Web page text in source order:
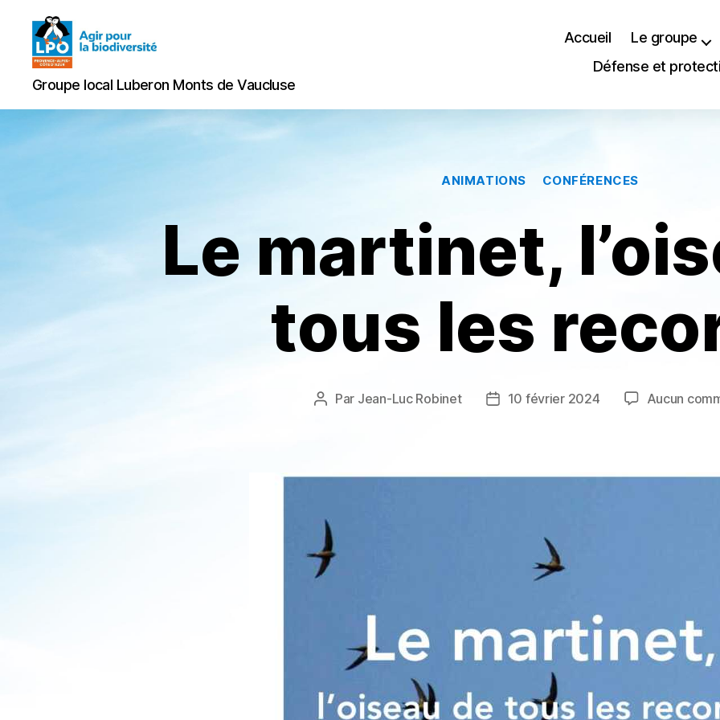
Groupe
local
Luberon
Groupe local Luberon Monts de Vaucluse
Accueil Le groupe
Défense et
Catégories
ANIMATIONS CONFÉRENCES
Le martinet,
tous les
Auteur
Par Jean-Luc Robinet
Date10 février 2024 Aucun